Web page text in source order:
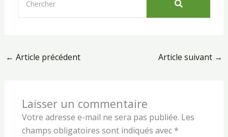
← Article précédent Article suivant →
Laisser un commentaire
Votre adresse e-mail ne sera pas publiée. Les
champs obligatoires sont indiqués avec *